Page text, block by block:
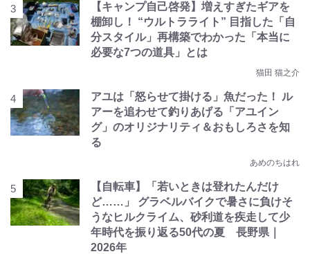
【キャンプ自己啓発】増えすぎたギアを
棚卸し！ “ウルトラライト” 目指した「自
分スタイル」再構築でわかった「本当に
必要な7つの道具」とは
猫田 猫之介
アユは「怒らせて掛ける」魚だった！ ル
アーを追わせて釣りあげる「アユイン
グ」のオリジナリティ＆おもしろさを知
る
あめのちはれ
【自転車】「若いときは登れたんだけ
ど……」 グラベルバイクで暑さに負けそ
うなヒルクライム、砂利道を疾走して少
年時代を振り返る50代の夏 長野県｜
2026年